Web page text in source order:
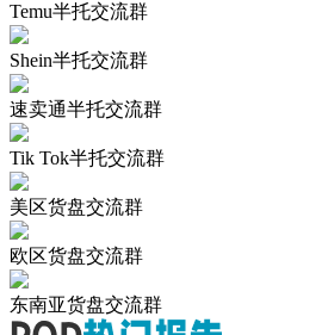
Temu半托交流群
Shein半托交流群
速卖通半托交流群
Tik Tok半托交流群
美区货盘交流群
欧区货盘交流群
东南亚货盘交流群